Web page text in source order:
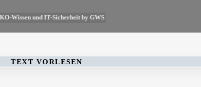
Wissen und IT-Sicherheit by GWS
TEXT VORLESEN